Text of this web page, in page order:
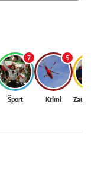
7
Šport
5
Krimi